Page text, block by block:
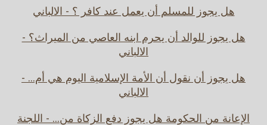
هل يجوز للمسلم أن يعمل عند كافر ؟ - الالباني
هل يجوز للوالد أن يحرم ابنه العاصي من الميراث؟ -
الالباني
هل يجوز أن نقول أن الأمة الإسلامية اليوم هي أم... -
الالباني
الإعانة من الحكومة هل يجوز دفع الزكاة من... - اللجنة